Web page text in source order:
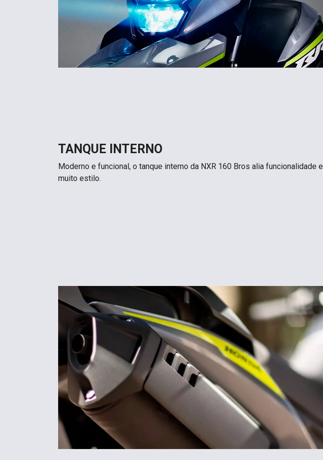
TANQUE INTERNO
Moderno e funcional, o tanque interno da NXR 160 Bros alia funcionalidade e
muito estilo.